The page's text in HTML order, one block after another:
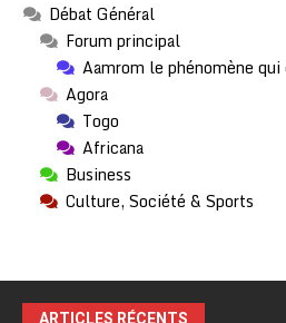
Débat Général
Forum principal
Aamrom le phénomène
Agora
Togo
Africana
Business
Culture, Société & Sports
ARTICLES RÉCENTS